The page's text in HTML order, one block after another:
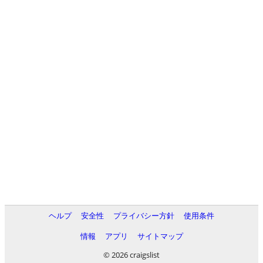
ヘルプ 安全性 プライバシー方針
使用条件
情報
アプリ
サイトマップ
© 2026 craigslist